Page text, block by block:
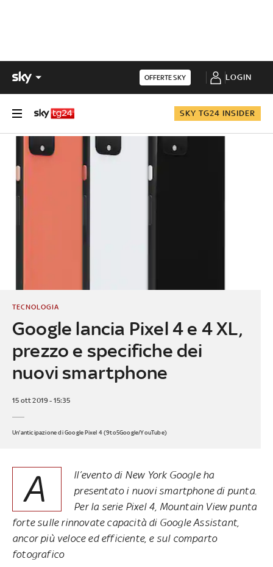
OFFERTE SKY LOGIN
SKY TG24 INSIDER
Google lancia Pixel 4 e 4 XL,
prezzo e specifiche dei
nuovi smartphone
TECNOLOGIA
15 ott 2019 - 15:35
Un'anticipazione di Google Pixel 4 (9to5Google/YouTube)
A
ll’evento di New York Google ha
presentato i nuovi smartphone di punta.
Per la serie Pixel 4, Mountain View punta
forte sulle rinnovate capacità di Google Assistant,
ancor più veloce ed efficiente, e sul comparto
fotografico